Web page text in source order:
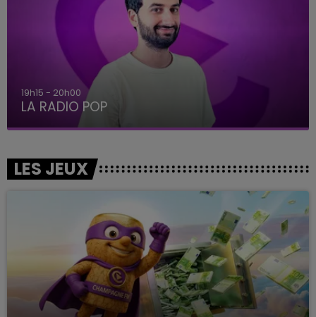
5h00 - 6h00
LE BEST OF DE LA FAMILLE CHAMPAGNE FM
LES JEUX